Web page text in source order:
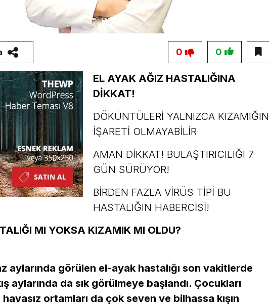
0
0
EL AYAK AĞIZ HASTALIĞINA
DİKKAT!
DÖKÜNTÜLERİ YALNIZCA KIZAMIĞIN
İŞARETİ OLMAYABİLİR
AMAN DİKKAT! BULAŞTIRICILIĞI 7
GÜN SÜRÜYOR!
BİRDEN FAZLA VİRÜS TİPİ BU
HASTALIĞIN HABERCİSİ!
MI YOKSA KIZAMIK MI OLDU?
aylarında görülen el-ayak hastalığı son vakitlerde
aylarında da sık görülmeye başlandı. Çocukları
ortamları da çok seven ve bilhassa kışın